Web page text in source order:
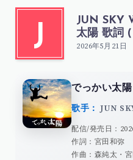
J
JUN SKY
太陽 歌詞
2026年5月21日
でっかい太陽
歌手： JUN
配信/発売日：
作詞：宮田和弥
作曲：森純太・